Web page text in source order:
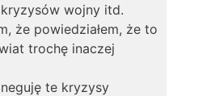
wojny itd.
że powiedziałem, że to
trochę inaczej
te kryzysy